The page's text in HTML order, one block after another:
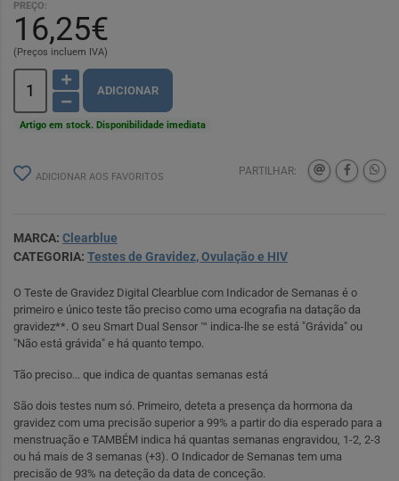
PREÇO:
16,25€
(Preços incluem IVA)
ADICIONAR
Artigo em stock. Disponibilidade imediata
ADICIONAR AOS FAVORITOS PARTILHAR:
MARCA: Clearblue
CATEGORIA: Testes de Gravidez, Ovulação e HIV
O Teste de Gravidez Digital Clearblue com Indicador de Semanas é o
primeiro e único teste tão preciso como uma ecografia na datação da
gravidez**. O seu Smart Dual Sensor ™ indica-lhe se está "Grávida" ou
"Não está grávida" e há quanto tempo.
Tão preciso... que indica de quantas semanas está
São dois testes num só. Primeiro, deteta a presença da hormona da
gravidez com uma precisão superior a 99% a partir do dia esperado para a
menstruação e TAMBÉM indica há quantas semanas engravidou, 1-2, 2-3
ou há mais de 3 semanas (+3). O Indicador de Semanas tem uma
precisão de 93% na deteção da data de conceção.